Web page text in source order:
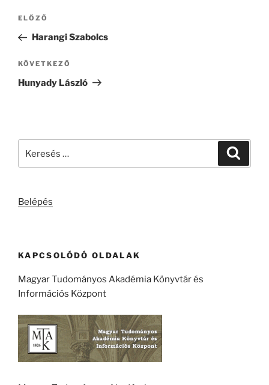
Bejegyzés
Korábbi
bejegyzés
ELŐZŐ
Harangi Szabolcs
Következő
bejegyzés
KÖVETKEZŐ
Hunyady László
Belépés
KAPCSOLÓDÓ OLDALAK
Magyar Tudományos Akadémia Könyvtár és
Információs Központ